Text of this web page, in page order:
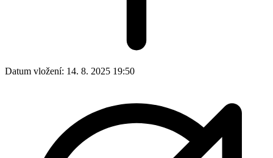
Datum vložení: 14. 8. 2025 19:50